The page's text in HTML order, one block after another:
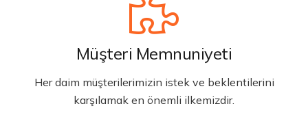
Müşteri Memnuniyeti
Her daim müşterilerimizin istek ve beklentilerini
karşılamak en önemli ilkemizdir.